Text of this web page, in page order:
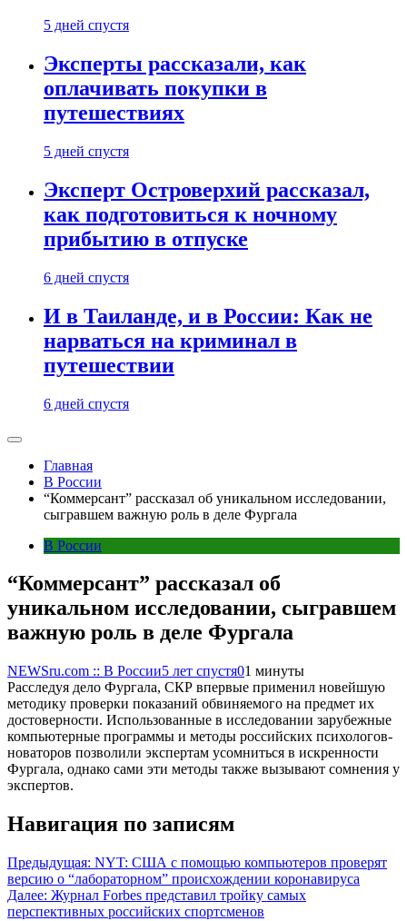
5 дней спустя
Эксперты рассказали, как
оплачивать покупки в
путешествиях
5 дней спустя
Эксперт Островерхий рассказал,
как подготовиться к ночному
прибытию в отпуске
6 дней спустя
И в Таиланде, и в России: Как не
нарваться на криминал в
путешествии
6 дней спустя
Главная
В России
“Коммерсант” рассказал об уникальном исследовании,
сыгравшем важную роль в деле Фургала
В России
“Коммерсант” рассказал об
уникальном исследовании, сыгравшем
важную роль в деле Фургала
NEWSru.com :: В России5 лет спустя01 минуты
Расследуя дело Фургала, СКР впервые применил новейшую
методику проверки показаний обвиняемого на предмет их
достоверности. Использованные в исследовании зарубежные
компьютерные программы и методы российских психологов-
новаторов позволили экспертам усомниться в искренности
Фургала, однако сами эти методы также вызывают сомнения у
экспертов.
Навигация по записям
Предыдущая: NYT: США с помощью компьютеров проверят
версию о “лабораторном” происхождении коронавируса
Далее: Журнал Forbes представил тройку самых
перспективных российских спортсменов